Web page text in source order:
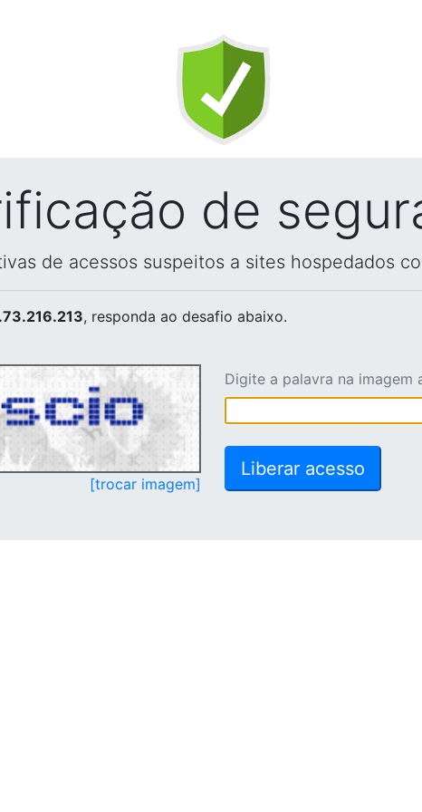
de
de acessos suspeitos a sites hospedados
, responda ao desafio abaixo.
[trocar imagem]
Digite a palavra na imagem